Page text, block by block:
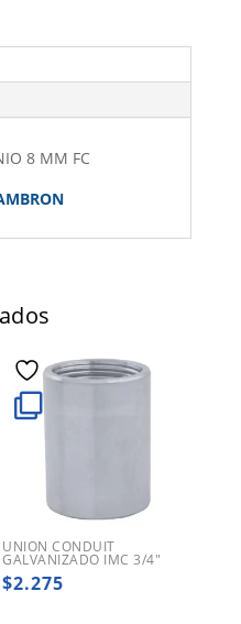
8 MM FC
UNION CONDUIT
GALVANIZADO IMC 3/4″
$2.275